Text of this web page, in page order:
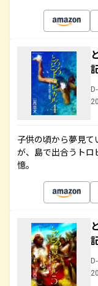
子供の頃から夢見
が、島で出合うト
憶。